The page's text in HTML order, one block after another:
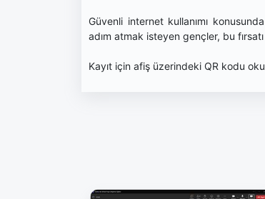
Güvenli internet kullanımı
adım atmak isteyen gençler, bu fırsatı
Kayıt için afiş üzerindeki QR kodu